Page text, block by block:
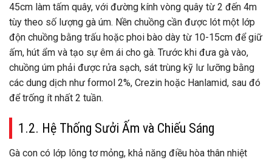
45cm làm tấm quây, với đường kính vòng quây từ 2 đến 4m
tùy theo số lượng gà úm. Nền chuồng cần được lót một lớp
độn chuồng bằng trấu hoặc phoi bào dày từ 10-15cm để giữ
ấm, hút ẩm và tạo sự êm ái cho gà. Trước khi đưa gà vào,
chuồng úm phải được rửa sạch, sát trùng kỹ lư lưỡng bằng
các dung dịch như formol 2%, Crezin hoặc Hanlamid, sau đó
để trống ít nhất 2 tuần.
1.2. Hệ Thống Sưởi Ấm và Chiếu Sáng
Gà con có lớp lông tơ mỏng, khả năng điều hòa thân nhiệt